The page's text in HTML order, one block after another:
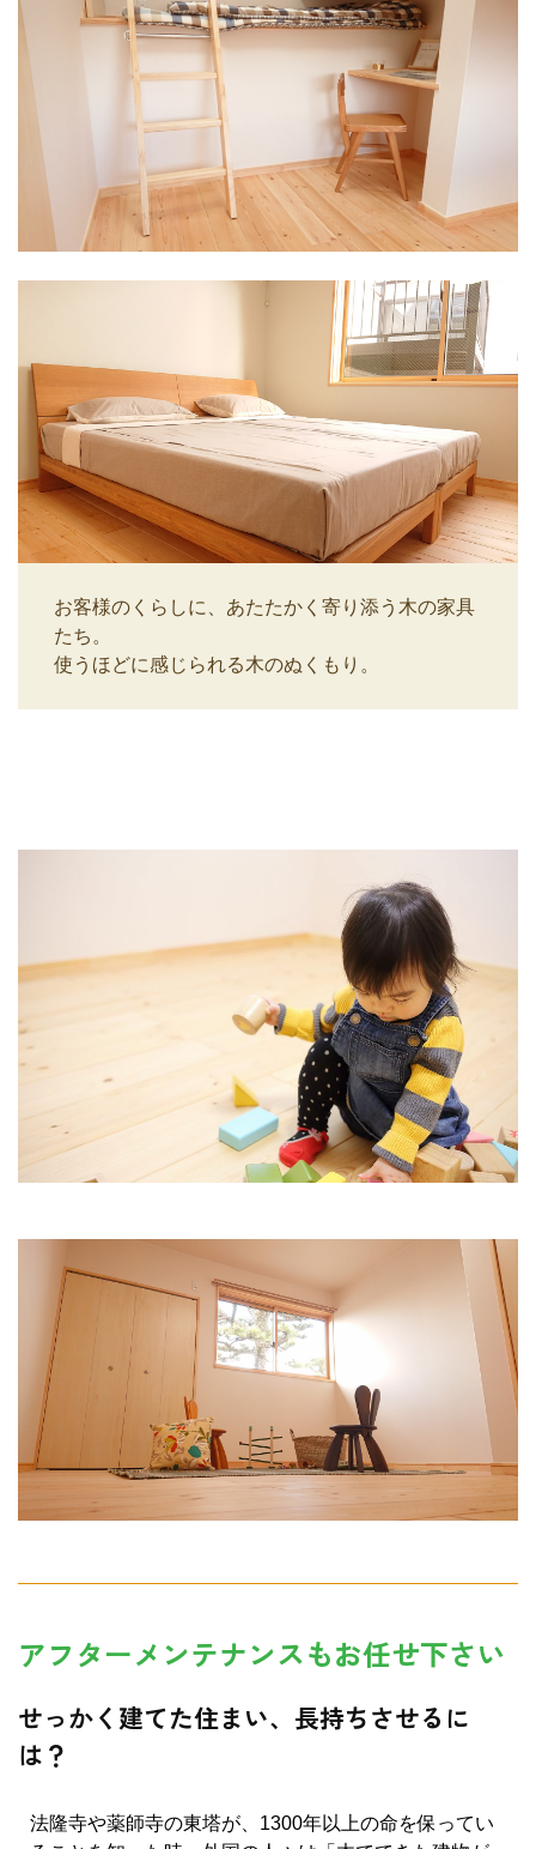
お客様のくらしに、あたたかく寄り添う木の家具
たち。
使うほどに感じられる木のぬくもり。
アフターメンテナンスもお任せ下さい
せっかく建てた住まい、長持ちさせるに
は？
法隆寺や薬師寺の東塔が、1300年以上の命を保ってい